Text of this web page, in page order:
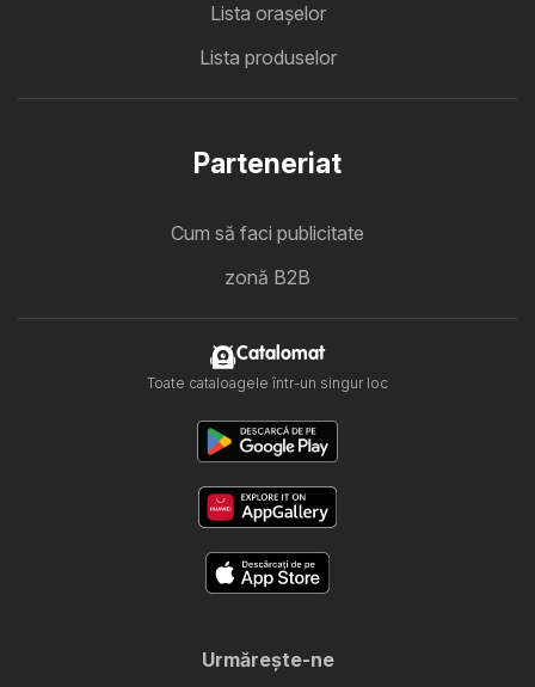
Lista oraşelor
Lista produselor
Parteneriat
Cum să faci publicitate
zonă B2B
Catalomat
Toate cataloagele într-un singur loc
Urmăreşte-ne